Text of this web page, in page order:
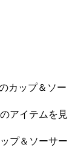
カップ＆ソー
アイテムを見
プ＆ソーサー